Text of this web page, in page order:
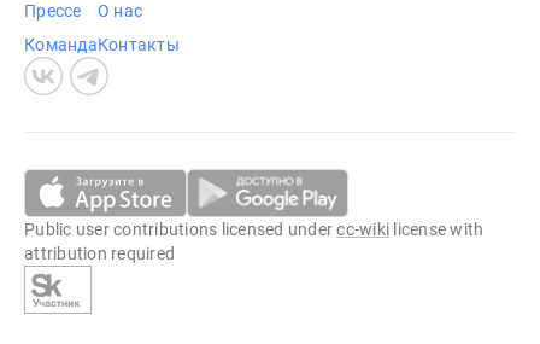
Прессе
Команда
О нас
Контакты
Public user contributions licensed undercc-wiki license with
attribution required